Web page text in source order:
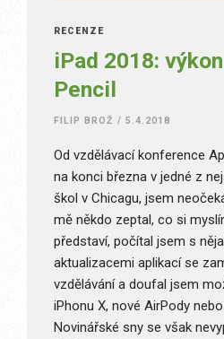
RECENZE
iPad 2018:
Pencil
FILIP BROŽ / 5.4.2018
Od vzdělávací konference
na konci března v jedné z
škol v Chicagu, jsem
mě někdo zeptal, co si
představí, počítal jsem s
aktualizacemi aplikací se
vzdělávání a doufal jsem
iPhonu X, nové AirPody
Novinářské sny se však